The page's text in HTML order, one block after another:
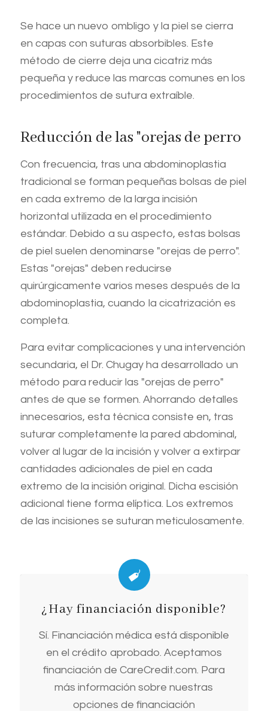
Se hace un nuevo ombligo y la piel se cierra
en capas con suturas absorbibles. Este
método de cierre deja una cicatriz más
pequeña y reduce las marcas comunes en los
procedimientos de sutura extraíble.
Reducción de las "orejas de perro
Con frecuencia, tras una abdominoplastia
tradicional se forman pequeñas bolsas de piel
en cada extremo de la larga incisión
horizontal utilizada en el procedimiento
estándar. Debido a su aspecto, estas bolsas
de piel suelen denominarse "orejas de perro".
Estas "orejas" deben reducirse
quirúrgicamente varios meses después de la
abdominoplastia, cuando la cicatrización es
completa.
Para evitar complicaciones y una intervención
secundaria, el Dr. Chugay ha desarrollado un
método para reducir las "orejas de perro"
antes de que se formen. Ahorrando detalles
innecesarios, esta técnica consiste en, tras
suturar completamente la pared abdominal,
volver al lugar de la incisión y volver a extirpar
cantidades adicionales de piel en cada
extremo de la incisión original. Dicha escisión
adicional tiene forma elíptica. Los extremos
de las incisiones se suturan meticulosamente.
¿Hay financiación disponible?
Sí. Financiación médica está disponible
en el crédito aprobado. Aceptamos
financiación de CareCredit.com. Para
más información sobre nuestras
opciones de financiación